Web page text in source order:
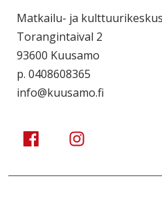
Matkailu- ja
Torangintaival 2
93600 Kuusamo
p. 0408608365
info@kuusamo.fi
Kuusamo Karhuntassu
Kuusamo